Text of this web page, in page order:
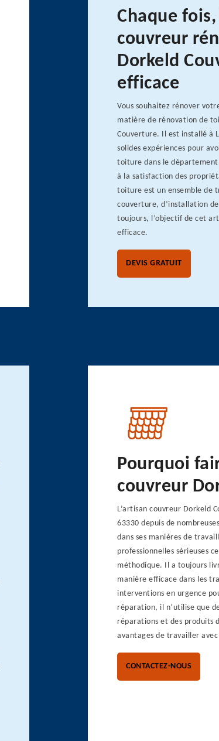
Chaque
couvreur
Dorkeld
efficace
Vous souhaitez rénover
matière de rénovation de
Couverture. Il est installé à
solides expériences pour
toiture dans le
à la satisfaction des
toiture est un ensemble de
couverture, d’installation
toujours, l’objectif de cet
efficace.
DEVIS GRATUIT
Pourquoi
couvreur
L’artisan couvreur Dorkeld
63330 depuis de
dans ses manières de
professionnelles sérieuses
méthodique. Il a toujours
manière efficace dans les
interventions en urgence
réparation, il n’utilise que
réparations et des produits
avantages de travailler
CONTACTEZ-NOUS